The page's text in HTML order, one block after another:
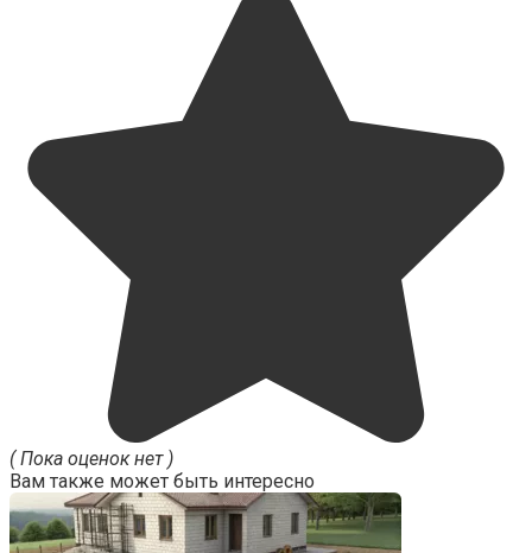
( Пока оценок нет )
Вам также может быть интересно